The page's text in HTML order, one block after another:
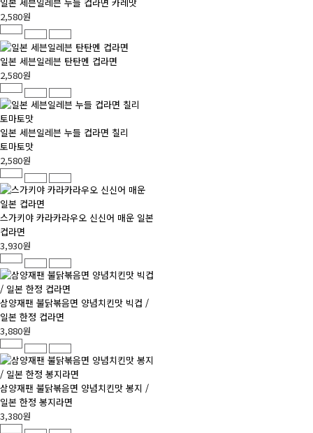
2,580원
일본 세븐일레븐 탄탄멘 컵라면
2,580원
일본 세븐일레븐 누들 컵라면 칠리
토마토맛
2,580원
스가키야 카라카라우오 신신어 매운 일본
컵라면
3,930원
삼양재팬 불닭볶음면 양념치킨맛 빅컵 /
일본 한정 컵라면
3,880원
삼양재팬 불닭볶음면 양념치킨맛 봉지 /
일본 한정 봉지라면
3,380원